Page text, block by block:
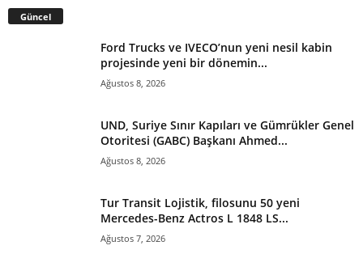
Güncel
Ford Trucks ve IVECO’nun yeni nesil kabin
projesinde yeni bir dönemin...
Ağustos 8, 2026
UND, Suriye Sınır Kapıları ve Gümrükler Genel
Otoritesi (GABC) Başkanı Ahmed...
Ağustos 8, 2026
Tur Transit Lojistik, filosunu 50 yeni
Mercedes-Benz Actros L 1848 LS...
Ağustos 7, 2026